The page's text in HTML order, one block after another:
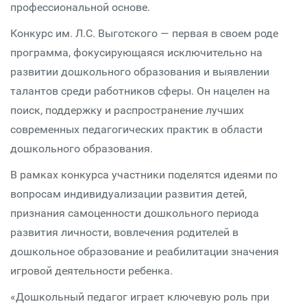
профессиональной основе.
Конкурс им. Л.С. Выготского — первая в своем роде
программа, фокусирующаяся исключительно на
развитии дошкольного образования и выявлении
талантов среди работников сферы. Он нацелен на
поиск, поддержку и распространение лучших
современных педагогических практик в области
дошкольного образования.
В рамках конкурса участники поделятся идеями по
вопросам индивидуализации развития детей,
признания самоценности дошкольного периода
развития личности, вовлечения родителей в
дошкольное образование и реабилитации значения
игровой деятельности ребенка.
«Дошкольный педагог играет ключевую роль при